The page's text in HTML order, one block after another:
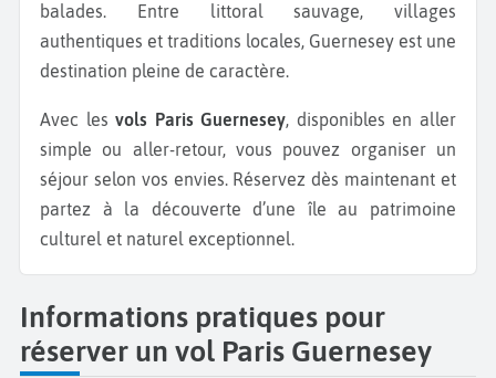
balades. Entre littoral sauvage, villages
authentiques et traditions locales, Guernesey est une
destination pleine de caractère.
Avec lesvols Paris Guernesey , disponibles en aller
simple ou aller-retour, vous pouvez organiser un
séjour selon vos envies. Réservez dès maintenant et
partez à la découverte d’une île au patrimoine
culturel et naturel exceptionnel.
Informations pratiques pour
réserver un vol Paris Guernesey